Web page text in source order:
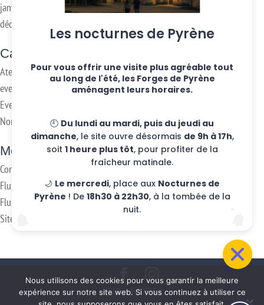
janvier 2017
décembre 2016
Categories
Ateliers hebdo
evenements
Eventos
Non classifié(e)
Meta
Connexion
Flux des publications
Flux des commentaires
Site de WordPress-FR
@2016 KUDETA -
Les nocturnes de Pyrène
Pour vous offrir une visite plus agréable tout
au long de l'été, les Forges de Pyrène
aménagent leurs horaires.
🕘 Du lundi au mardi, puis du jeudi au
dimanche, le site ouvre désormais de 9h à 17h,
soit 1 heure plus tôt, pour profiter de la
fraîcheur matinale.
🌙 Le mercredi, place aux Nocturnes de
Pyrène ! De 18h30 à 22h30, à la tombée de la
nuit.
Nous utilisons des cookies pour vous garantir la meilleure
expérience sur notre site web. Si vous continuez à utiliser ce